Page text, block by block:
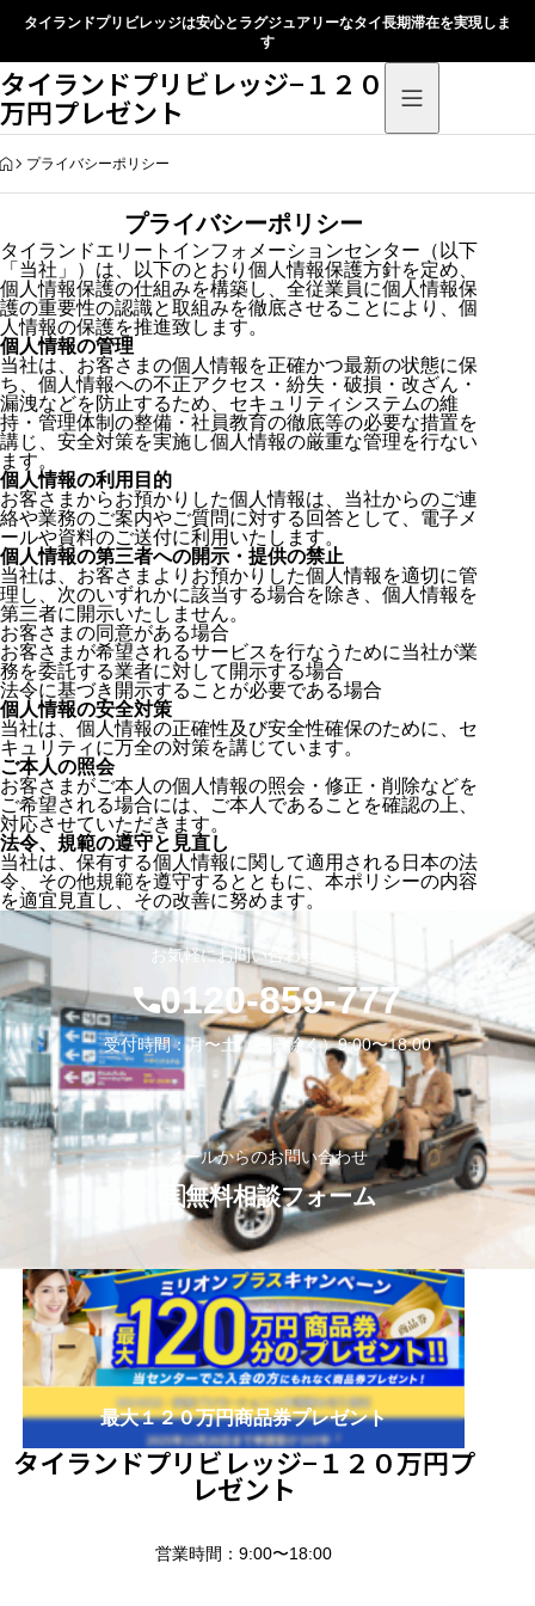
タイランドプリビレッジは安心とラグジュアリーなタイ長期滞在を実現しま
す
タイランドプリビレッジ−１２０
万円プレゼント
HOME
プライバシーポリシー
プライバシーポリシー
タイランドエリートインフォメーションセンター（以下
「当社」）は、以下のとおり個人情報保護方針を定め、
個人情報保護の仕組みを構築し、全従業員に個人情報保
護の重要性の認識と取組みを徹底させることにより、個
人情報の保護を推進致します。
個人情報の管理
当社は、お客さまの個人情報を正確かつ最新の状態に保
ち、個人情報への不正アクセス・紛失・破損・改ざん・
漏洩などを防止するため、セキュリティシステムの維
持・管理体制の整備・社員教育の徹底等の必要な措置を
講じ、安全対策を実施し個人情報の厳重な管理を行ない
ます。
個人情報の利用目的
お客さまからお預かりした個人情報は、当社からのご連
絡や業務のご案内やご質問に対する回答として、電子メ
ールや資料のご送付に利用いたします。
個人情報の第三者への開示・提供の禁止
当社は、お客さまよりお預かりした個人情報を適切に管
理し、次のいずれかに該当する場合を除き、個人情報を
第三者に開示いたしません。
お客さまの同意がある場合
お客さまが希望されるサービスを行なうために当社が業
務を委託する業者に対して開示する場合
法令に基づき開示することが必要である場合
個人情報の安全対策
当社は、個人情報の正確性及び安全性確保のために、セ
キュリティに万全の対策を講じています。
ご本人の照会
お客さまがご本人の個人情報の照会・修正・削除などを
ご希望される場合には、ご本人であることを確認の上、
対応させていただきます。
法令、規範の遵守と見直し
当社は、保有する個人情報に関して適用される日本の法
令、その他規範を遵守するとともに、本ポリシーの内容
を適宜見直し、その改善に努めます。
お気軽にお問い合わせください
0120-859-777
受付時間：月〜土（祝日除く）9:00〜18:00
メールからのお問い合わせ
無料相談フォーム
最大１２０万円商品券プレゼント
タイランドプリビレッジ−１２０万円プ
レゼント
営業時間：9:00〜18:00